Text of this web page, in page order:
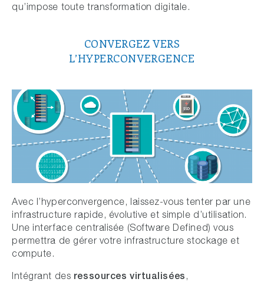
qu’impose toute transformation digitale.
CONVERGEZ VERS
L’HYPERCONVERGENCE
Avec l’hyperconvergence, laissez-vous tenter par une
infrastructure rapide, évolutive et simple d’utilisation.
Une interface centralisée (Software Defined) vous
permettra de gérer votre infrastructure stockage et
compute.
Intégrant des ressources virtualisées ,